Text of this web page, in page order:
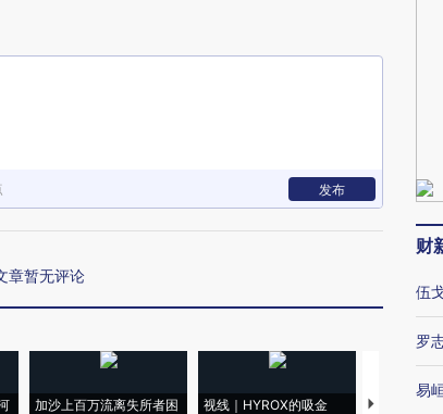
发布
章暂无评论
加沙上百万流离失所者困
视线｜HYROX的吸金
马航飞行员
财
伍
罗
易